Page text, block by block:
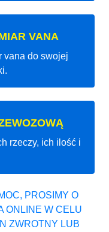
VANA
vana do swojej
rzeczy, ich ilość i
PROSIMY O
ONLINE W CELU
ZWROTNY LUB